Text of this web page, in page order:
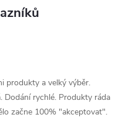
produkty a velký výběr.
Dodání rychlé. Produkty ráda
začne 100% "akceptovat".